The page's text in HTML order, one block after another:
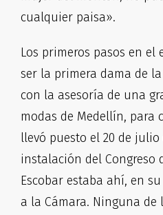
cualquier paisa».
Los primeros pasos en
ser la primera dama de
con la asesoría de una
modas de Medellín, para
llevó puesto el 20 de julio
instalación del Congreso
Escobar estaba ahí, en
a la Cámara. Ninguna de